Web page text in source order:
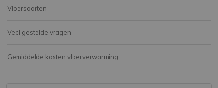
Vloersoorten
Veel gestelde vragen
Gemiddelde kosten vloerverwarming